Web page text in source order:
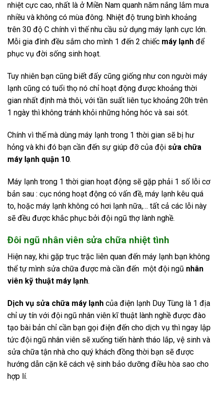
nhiệt cực cao, nhất là ở Miền Nam quanh năm nắng lắm mưa
nhiều và không có mùa đông. Nhiệt độ trung bình khoảng
trên 30 độ C chính vì thế nhu cầu sử dụng máy lạnh cực lớn.
Mỗi gia đình đều sắm cho mình 1 đến 2 chiếc máy lạnh để
phục vụ đời sống sinh hoạt.
Tuy nhiên bạn cũng biết đấy cũng giống như con người máy
lạnh cũng có tuổi thọ nó chỉ hoạt động được khoảng thời
gian nhất định mà thôi, với tần suất liên tục khoảng 20h trên
1 ngày thì không tránh khỏi những hỏng hóc và sai sót.
Chính vì thế mà dùng máy lạnh trong 1 thời gian sẽ bị hư
hỏng và khi đó bạn cần đến sự giúp đỡ của đội sửa chữa
máy lạnh quận 10.
Máy lạnh trong 1 thời gian hoạt động sẽ gặp phải 1 số lỗi cơ
bản sau : cục nóng hoạt động có vấn đề, máy lạnh kêu quá
to, hoặc máy lạnh không có hơi lạnh nữa,… tất cả các lỗi này
sẽ đều được khắc phục bởi đội ngũ thợ lành nghề.
Đôi ngũ nhân viên sửa chữa nhiệt tình
Hiện nay, khi gặp trục trặc liên quan đến máy lạnh bạn không
thể tự mình sửa chữa được mà cần đến một đội ngũ nhân
viên kỹ thuật máy lạnh.
Dịch vụ sửa chữa máy lạnh của điện lạnh Duy Tùng là 1 địa
chỉ uy tín với đội ngũ nhân viên kĩ thuật lành nghề được đào
tạo bài bản chỉ cần bạn gọi điện đến cho dịch vụ thì ngay lập
tức đội ngũ nhân viên sẽ xuống tiến hành tháo lắp, vệ sinh và
sửa chữa tận nhà cho quý khách đồng thời bạn sẽ được
hướng dẫn cặn kẽ cách vệ sinh bảo dưỡng điều hòa sao cho
hợp lí.